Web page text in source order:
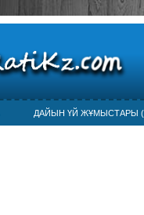
ДАЙЫН ҮЙ ЖҰМЫСТАРЫ